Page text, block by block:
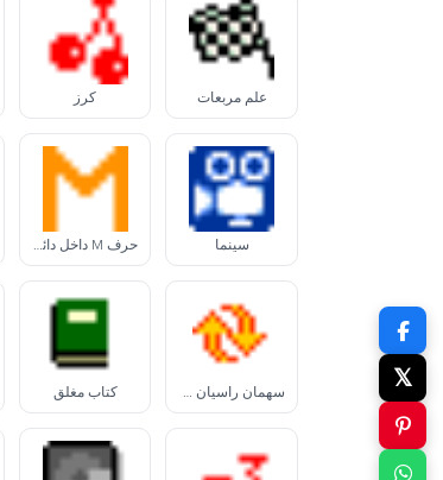
علم مربعات كرز
سينما حرف M داخل دائرة
سهمان رأسيان مع عقارب الساعة كتاب مغلق
𝕏